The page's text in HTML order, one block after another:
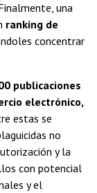
una
ranking de
concentrar
publicaciones
electrónico,
estas se
no
y la
con potencial
y el